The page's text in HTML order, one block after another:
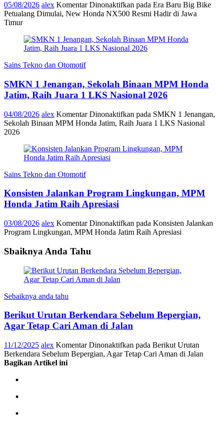
05/08/2026 alex Komentar Dinonaktifkan pada Era Baru Big Bike
Petualang Dimulai, New Honda NX500 Resmi Hadir di Jawa
Timur
Sains Tekno dan Otomotif
SMKN 1 Jenangan, Sekolah Binaan MPM Honda
Jatim, Raih Juara 1 LKS Nasional 2026
04/08/2026 alex Komentar Dinonaktifkan pada SMKN 1 Jenangan,
Sekolah Binaan MPM Honda Jatim, Raih Juara 1 LKS Nasional
2026
Sains Tekno dan Otomotif
Konsisten Jalankan Program Lingkungan, MPM
Honda Jatim Raih Apresiasi
03/08/2026 alex Komentar Dinonaktifkan pada Konsisten Jalankan
Program Lingkungan, MPM Honda Jatim Raih Apresiasi
Sbaiknya Anda Tahu
Sebaiknya anda tahu
Berikut Urutan Berkendara Sebelum Bepergian,
Agar Tetap Cari Aman di Jalan
11/12/2025 alex Komentar Dinonaktifkan pada Berikut Urutan
Berkendara Sebelum Bepergian, Agar Tetap Cari Aman di Jalan
Bagikan Artikel ini